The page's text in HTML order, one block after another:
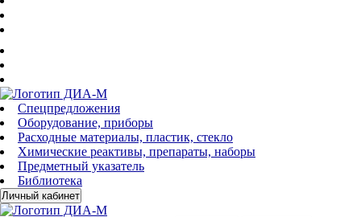
Спецпредложения
Оборудование, приборы
Расходные материалы, пластик, стекло
Химические реактивы, препараты, наборы
Предметный указатель
Библиотека
Личный кабинет